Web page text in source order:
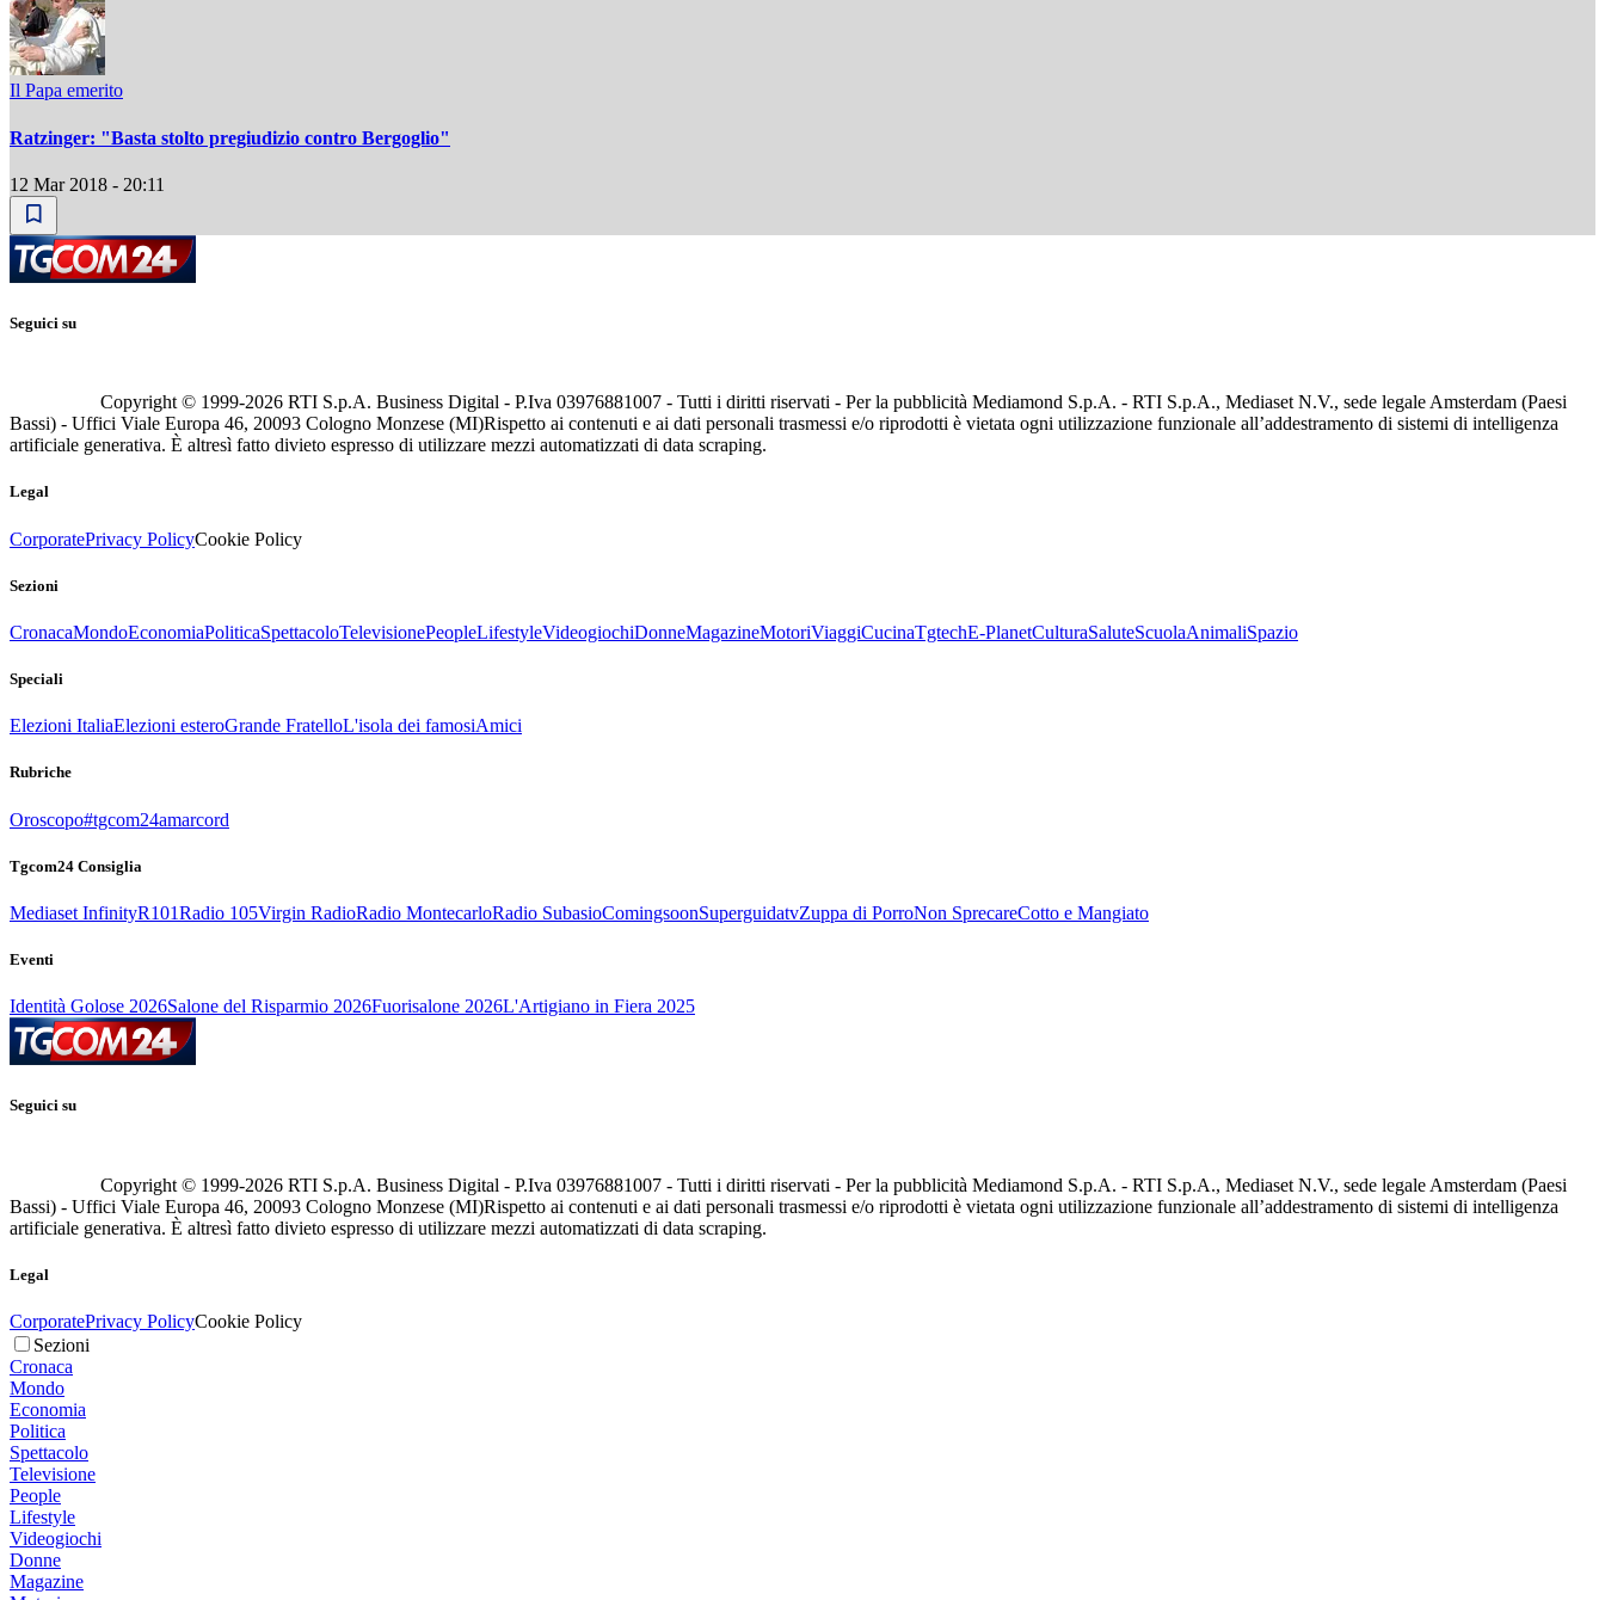
Il Papa emerito
Ratzinger: "Basta stolto pregiudizio contro Bergoglio"
12 Mar 2018 - 20:11
Seguici su
Copyright © 1999-2026 RTI S.p.A. Business Digital - P.Iva 03976881007 - Tutti i diritti riservati - Per la pubblicità Mediamond S.p.A. - RTI S.p.A., Mediaset N.V., sede legale Amsterdam (Paesi
Bassi) - Uffici Viale Europa 46, 20093 Cologno Monzese (MI)Rispetto ai contenuti e ai dati personali trasmessi e/o riprodotti è vietata ogni utilizzazione funzionale all’addestramento di sistemi di intelligenza
artificiale generativa. È altresì fatto divieto espresso di utilizzare mezzi automatizzati di data scraping.
Legal
CorporatePrivacy PolicyCookie Policy
Sezioni
CronacaMondoEconomiaPoliticaSpettacoloTelevisionePeopleLifestyleVideogiochiDonneMagazineMotoriViaggiCucinaTgtechE-PlanetCulturaSaluteScuolaAnimaliSpazio
Speciali
Elezioni ItaliaElezioni esteroGrande FratelloL'isola dei famosiAmici
Rubriche
Oroscopo#tgcom24amarcord
Tgcom24 Consiglia
Mediaset InfinityR101Radio 105Virgin RadioRadio MontecarloRadio SubasioComingsoonSuperguidatvZuppa di PorroNon SprecareCotto e Mangiato
Eventi
Identità Golose 2026Salone del Risparmio 2026Fuorisalone 2026L'Artigiano in Fiera 2025
Seguici su
Copyright © 1999-2026 RTI S.p.A. Business Digital - P.Iva 03976881007 - Tutti i diritti riservati - Per la pubblicità Mediamond S.p.A. - RTI S.p.A., Mediaset N.V., sede legale Amsterdam (Paesi
Bassi) - Uffici Viale Europa 46, 20093 Cologno Monzese (MI)Rispetto ai contenuti e ai dati personali trasmessi e/o riprodotti è vietata ogni utilizzazione funzionale all’addestramento di sistemi di intelligenza
artificiale generativa. È altresì fatto divieto espresso di utilizzare mezzi automatizzati di data scraping.
Legal
CorporatePrivacy PolicyCookie Policy
Sezioni
Cronaca
Mondo
Economia
Politica
Spettacolo
Televisione
People
Lifestyle
Videogiochi
Donne
Magazine